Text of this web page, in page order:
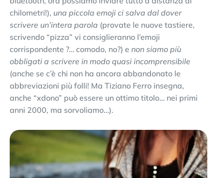
chilometri!), una piccola emoji ci salva dal dover
scrivere un’intera parola (provate le nuove tastiere,
scrivendo “pizza” vi consiglieranno l’emoji
corrispondente ?… comodo, no?) e non siamo più
obbligati a scrivere in modo quasi incomprensibile
(anche se c’è chi non ha ancora abbandonato le
abbreviazioni più folli! Ma Tiziano Ferro insegna,
anche “xdono” può essere un ottimo titolo… nei primi
anni 2000, ma sorvoliamo…).